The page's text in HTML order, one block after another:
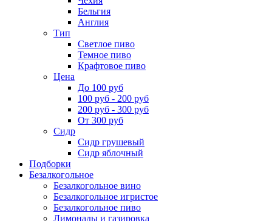
Бельгия
Англия
Тип
Светлое пиво
Темное пиво
Крафтовое пиво
Цена
До 100 руб
100 руб - 200 руб
200 руб - 300 руб
От 300 руб
Сидр
Сидр грушевый
Сидр яблочный
Подборки
Безалкогольное
Безалкогольное вино
Безалкогольное игристое
Безалкогольное пиво
Лимонады и газировка